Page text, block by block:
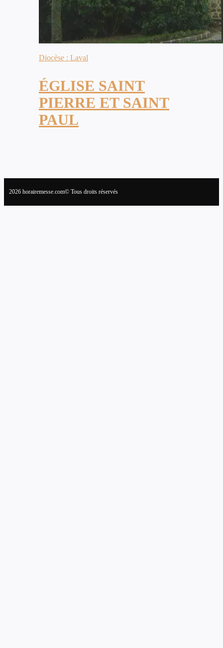
Diocèse : Laval
ÉGLISE SAINT
PIERRE ET SAINT
PAUL
2026 horairemesse.com© Tous droits réservés